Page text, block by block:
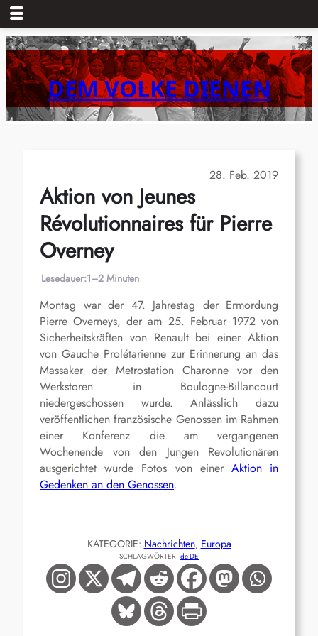
Zum
Inhalt
springenDEM VOLKE DIENEN
28. Feb. 2019
Aktion von Jeunes
Révolutionnaires für Pierre
Overney
Lesedauer:1–2 Minuten
Montag war der 47. Jahrestag der Ermordung
Pierre Overneys, der am 25. Februar 1972 von
Sicherheitskräften von Renault bei einer Aktion
von Gauche Prolétarienne zur Erinnerung an das
Massaker der Metrostation Charonne vor den
Werkstoren in Boulogne-Billancourt
niedergeschossen wurde. Anlässlich dazu
veröffentlichen französische Genossen im Rahmen
einer Konferenz die am vergangenen
Wochenende von den Jungen Revolutionären
ausgerichtet wurde Fotos von einer Aktion in
Gedenken an den Genossen.
KATEGORIE: Nachrichten, Europa
SCHLAGWÖRTER: de-DE